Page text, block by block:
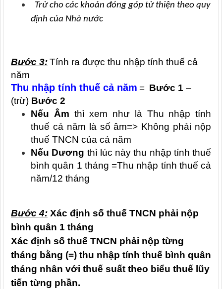
Trừ cho các khoản đóng góp từ thiện theo quy
định của Nhà nước
Bước 3:Tính ra được thu nhập tính thuế cả
năm
Thu nhập tính thuế cả năm = Bước 1 –
(trừ) Bước 2
Nếu Âm thì xem như là Thu nhập tính
thuế cả năm là số âm=> Không phải nộp
thuế TNCN của cả năm
Nếu Dương thì lúc này thu nhập tính thuế
bình quân 1 tháng =Thu nhập tính thuế cả
năm/12 tháng
Bước 4: Xác định số thuế TNCN phải nộp
bình quân 1 tháng
Xác định số thuế TNCN phải nộp từng
tháng bằng (=) thu nhập tính thuế bình quân
tháng nhân với thuế suất theo biểu thuế lũy
tiến từng phần.